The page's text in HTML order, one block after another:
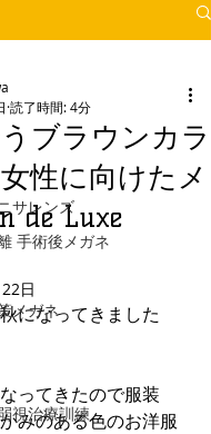
サレンズ
手術後メガネ
メガネ
視治療訓練
ブラウンカラ
性に向けたメ
de Luxe
読了時間: 4分
日
になってきました
ってきたので服装
みのある色のお洋服